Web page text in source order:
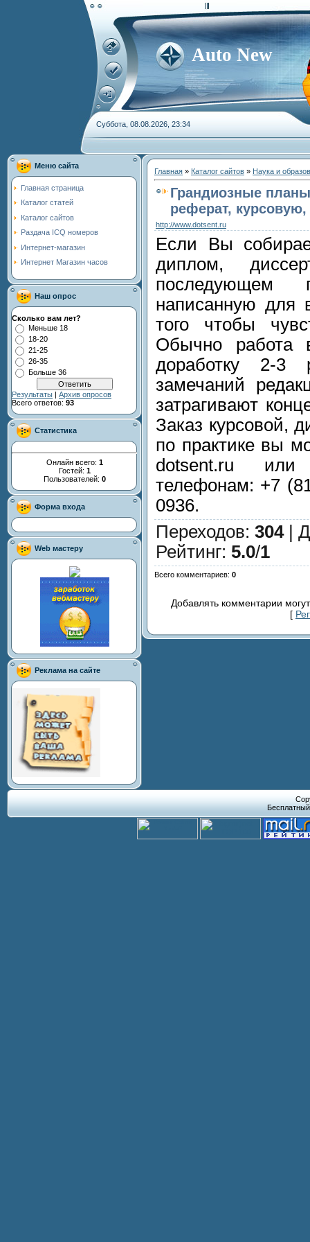
Auto New
Суббота, 08.08.2026, 23:34
Меню сайта
Главная страница
Каталог статей
Каталог сайтов
Раздача ICQ номеров
Интернет-магазин
Интернет Магазин часов
Наш опрос
Сколько вам лет?
Меньше 18
18-20
21-25
26-35
Больше 36
Результаты | Архив опросов
Всего ответов: 93
Статистика
Онлайн всего: 1
Гостей: 1
Пользователей: 0
Форма входа
Web мастеру
Реклама на сайте
Главная » Каталог сайтов » Наука и
Грандиозные
реферат,
http://www.dotsent.ru
Если Вы
диплом,
последующем
написанную для
того чтобы
Обычно работа
доработку 2-3
замечаний
затрагивают
Заказ курсовой,
по практике вы
dotsent.ru
телефонам: +7
0936.
Переходов: 304|
Рейтинг: 5.0/1
Всего комментариев: 0
Добавлять комментарии
[